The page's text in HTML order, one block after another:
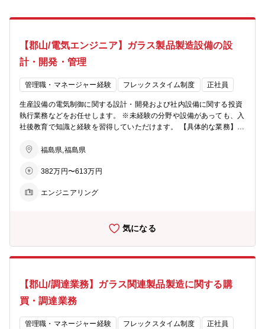
【郡山/電気エンジニア】ガラス製品製造設備の設
計・開発・管理
管理職・マネージャー経験 フレックスタイム制度 正社員
生産設備の電気制御に関する設計・開発および社内設備に関する投資
執行業務などをお任せします。 ※未経験の分野や設備があっても、入
社後教育で知識と経験を習得していただけます。 【具体的な業務】
計を行い、ベンダーへ製作依頼し調達、社内での装置立上げを一気通
工事に関する仕様検討や調達 ・工程管理といった、エンジニアリング
にも力を入れており、上記業務に対し最新機器を活用し、DX化を推
福島県,福島県
382万円〜613万円
エンジニアリング
気になる
【郡山/調達業務】ガラス関連製品製造に関する購
買・調達業務
管理職・マネージャー経験 フレックスタイム制度 正社員